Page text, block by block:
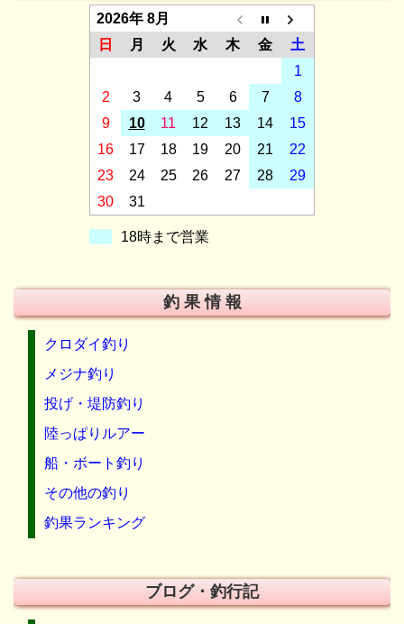
2026年 8月
日
月 火 水 木 金
土
1
2
3 4 5 6 7
8
9
10 11 12 13 14
15
16
17 18 19 20 21
22
23
24 25 26 27 28
29
30
31
18時まで営業
釣 果 情 報
クロダイ釣り
メジナ釣り
投げ・堤防釣り
陸っぱりルアー
船・ボート釣り
その他の釣り
釣果ランキング
ブログ・釣行記